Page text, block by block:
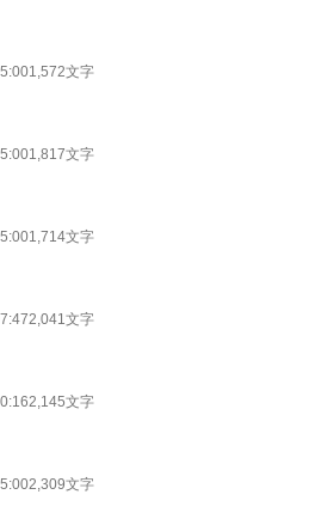
1,572文字
1,817文字
1,714文字
2,041文字
2,145文字
2,309文字